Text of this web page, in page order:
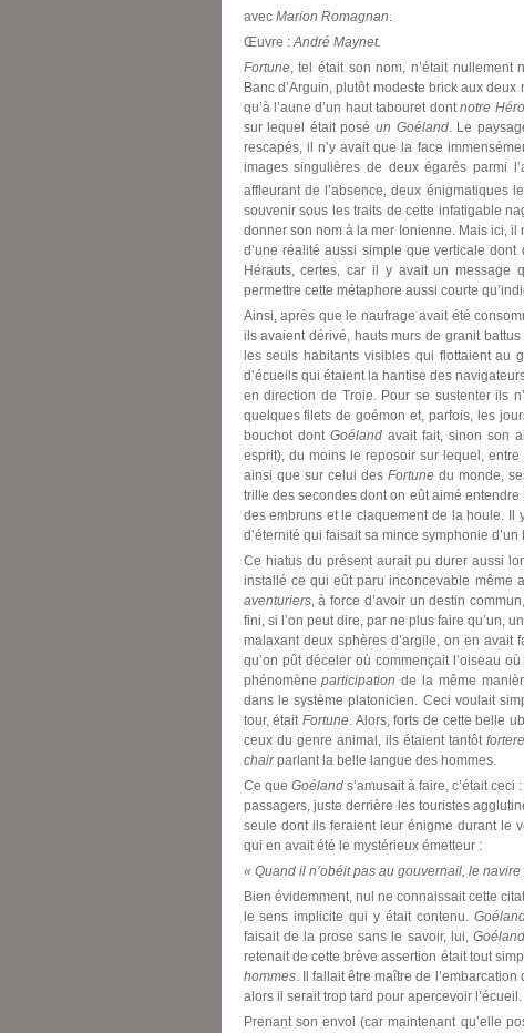
avec Marion Romagnan.
Œuvre :André Maynet.
Fortune, tel était son nom, n’était nullement
Banc d’Arguin, plutôt modeste brick aux
qu’à l’aune d’un haut tabouret dontnotre
sur lequel était poséun Goéland. Le
rescapés, il n’y avait que la face
images singulières de deux égarés parmi
affleurant de l’absence, deux énigmatiques
souvenir sous les traits de cette infatigable
donner son nom à la mer Ionienne. Mais ici, il
d’une réalité aussi simple que verticale
Hérauts, certes, car il y avait un message
permettre cette métaphore aussi courte
Ainsi, après que le naufrage avait été
ils avaient dérivé, hauts murs de granit
les seuls habitants visibles qui flottaient au
d’écueils qui étaient la hantise des
en direction de Troie. Pour se sustenter ils
quelques filets de goémon et, parfois, les
bouchot dont Goélandavait fait, sinon son
esprit), du moins le reposoir sur lequel,
ainsi que sur celui des Fortunedu monde,
trille des secondes dont on eût aimé
des embruns et le claquement de la houle. Il
d’éternité qui faisait sa mince symphonie d’un
Ce hiatus du présent aurait pu durer aussi
installé ce qui eût paru inconcevable même
aventuriers, à force d’avoir un destin
fini, si l’on peut dire, par ne plus faire qu’un,
malaxant deux sphères d’argile, on en avait
qu’on pût déceler où commençait l’oiseau
phénomèneparticipation de la même
dans le système platonicien. Ceci voulait
tour, était Fortune. Alors, forts de cette belle
ceux du genre animal, ils étaient tantôt
chairparlant la belle langue des hommes.
Ce que Goélands’amusait à faire, c’était ceci
passagers, juste derrière les touristes
seule dont ils feraient leur énigme durant le
qui en avait été le mystérieux émetteur :
« Quand il n’obéit pas au gouvernail, le navire
Bien évidemment, nul ne connaissait cette
le sens implicite qui y était contenu.
faisait de la prose sans le savoir, lui,
retenait de cette brève assertion était tout
hommes. Il fallait être maître de
alors il serait trop tard pour apercevoir l’écueil.
Prenant son envol (car maintenant qu’elle